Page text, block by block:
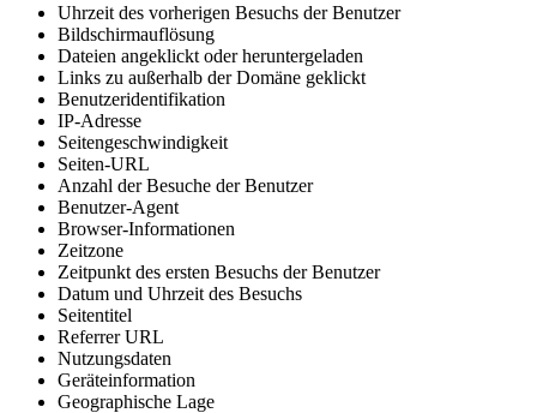
Uhrzeit des vorherigen Besuchs der Benutzer
Bildschirmauflösung
Dateien angeklickt oder heruntergeladen
Links zu außerhalb der Domäne geklickt
Benutzeridentifikation
IP-Adresse
Seitengeschwindigkeit
Seiten-URL
Anzahl der Besuche der Benutzer
Benutzer-Agent
Browser-Informationen
Zeitzone
Zeitpunkt des ersten Besuchs der Benutzer
Datum und Uhrzeit des Besuchs
Seitentitel
Referrer URL
Nutzungsdaten
Geräteinformation
Geographische Lage